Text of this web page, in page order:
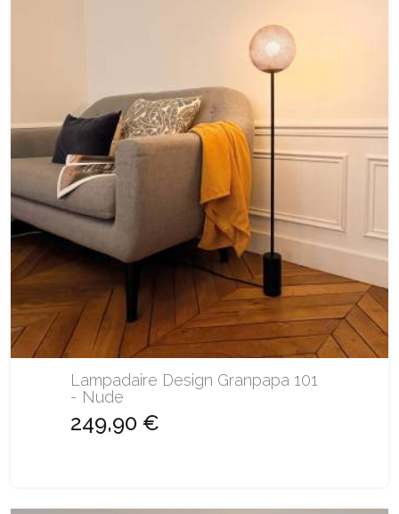
Lampadaire Design Granpapa 101
- Nude
249,90 €